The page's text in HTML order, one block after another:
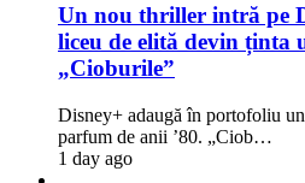
Un nou thriller intră pe
liceu de elită devin ținta
„Cioburile”
Disney+ adaugă în portofoliu
parfum de anii ’80. „Ciob…
1 day ago